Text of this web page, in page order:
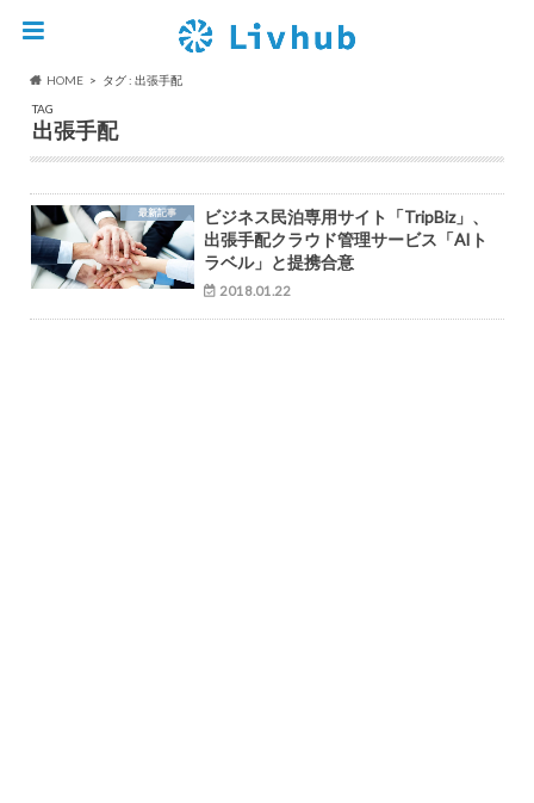
HOME
タグ : 出張手配
TAG
出張手配
最新記事
ビジネス民泊専用サイト「TripBiz」、
出張手配クラウド管理サービス「AIト
ラベル」と提携合意
2018.01.22